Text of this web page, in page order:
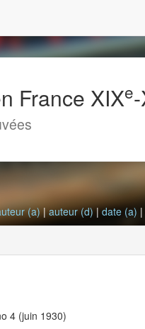
France XIXe
(a)|auteur (d)|date (a)
4 (juin 1930)